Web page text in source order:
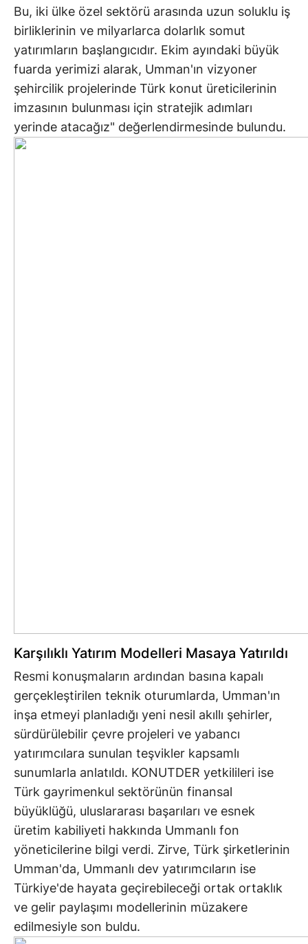
Bu, iki ülke özel sektörü arasında uzun soluklu iş
birliklerinin ve milyarlarca dolarlık somut
yatırımların başlangıcıdır. Ekim ayındaki büyük
fuarda yerimizi alarak, Umman'ın vizyoner
şehircilik projelerinde Türk konut üreticilerinin
imzasının bulunması için stratejik adımları
yerinde atacağız" değerlendirmesinde bulundu.
Karşılıklı Yatırım Modelleri Masaya Yatırıldı
Resmi konuşmaların ardından basına kapalı
gerçekleştirilen teknik oturumlarda, Umman'ın
inşa etmeyi planladığı yeni nesil akıllı şehirler,
sürdürülebilir çevre projeleri ve yabancı
yatırımcılara sunulan teşvikler kapsamlı
sunumlarla anlatıldı. KONUTDER yetkilileri ise
Türk gayrimenkul sektörünün finansal
büyüklüğü, uluslararası başarıları ve esnek
üretim kabiliyeti hakkında Ummanlı fon
yöneticilerine bilgi verdi. Zirve, Türk şirketlerinin
Umman'da, Ummanlı dev yatırımcıların ise
Türkiye'de hayata geçirebileceği ortak ortaklık
ve gelir paylaşımı modellerinin müzakere
edilmesiyle son buldu.